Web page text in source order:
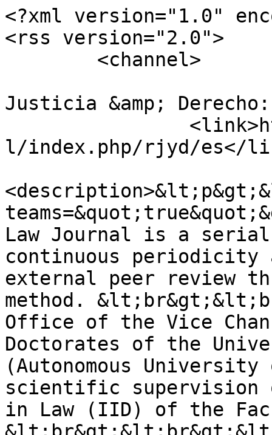
<?xml version="1.0"
<rss version="2.0">
Justicia &amp;
l/index.php/rjyd/es</
Law Journal is a
continuous periodicity
external peer review
method.
Office of the Vice
Doctorates of the
(Autonomous
scientific supervision
in Law (IID) of the